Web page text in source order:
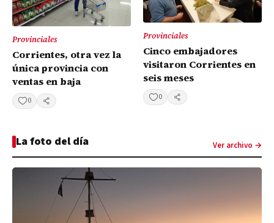
Provinciales
Corrientes, otra vez la
única provincia con
ventas en baja
0 Compartir
Provinciales
Cinco embajadores
visitaron Corrientes en
seis meses
0 Compartir
La foto del día Ver archivo →